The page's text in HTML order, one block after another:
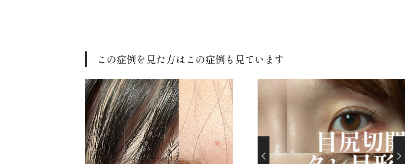
この症例を見た方はこの症例も見ています